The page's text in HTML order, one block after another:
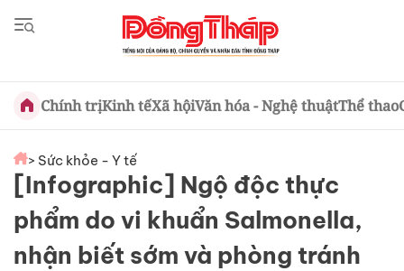
Chính trịKinh tếXã hộiVăn hóa - Nghệ thuậtThể thao
> Sức khỏe - Y tế
[Infographic] Ngộ độc thực
phẩm do vi khuẩn Salmonella,
nhận biết sớm và phòng tránh